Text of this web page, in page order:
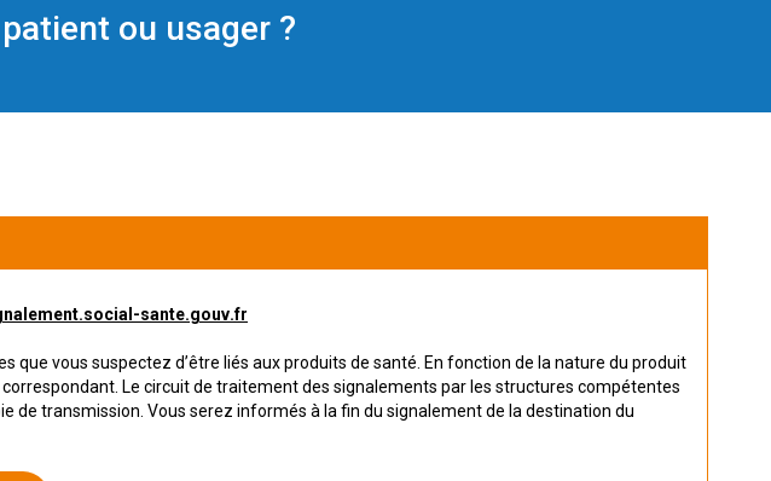
ou usager ?
sante.gouv.fr
que vous suspectez d’être liés aux produits de santé. En fonction de la nature du produit
Le circuit de traitement des signalements par les structures compétentes
de transmission. Vous serez informés à la fin du signalement de la destination du